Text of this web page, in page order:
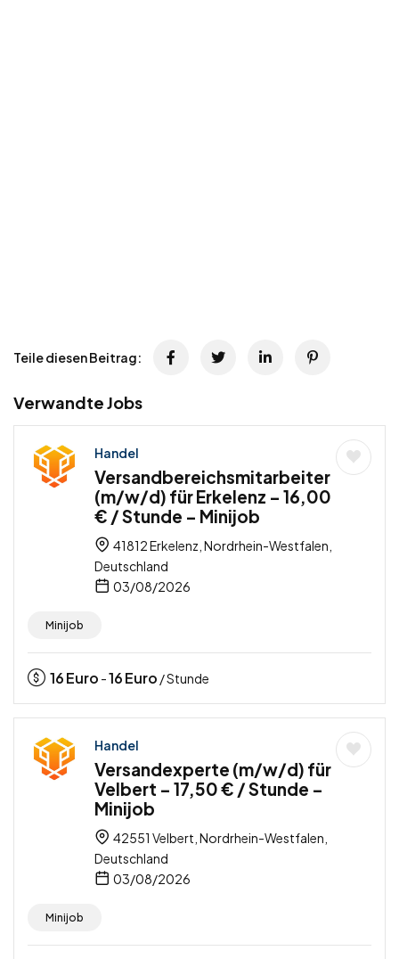
Teile diesen Beitrag:
Verwandte Jobs
Handel
Versandbereichsmitarbeiter
(m/w/d) für Erkelenz – 16,00
€ / Stunde – Minijob
41812 Erkelenz, Nordrhein-Westfalen,
Deutschland
03/08/2026
Minijob
16Euro -16Euro / Stunde
Handel
Versandexperte (m/w/d) für
Velbert – 17,50 € / Stunde –
Minijob
42551 Velbert, Nordrhein-Westfalen,
Deutschland
03/08/2026
Minijob